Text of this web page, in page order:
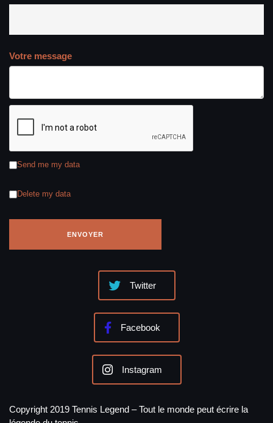
Votre message
Send me my data
Delete my data
Twitter
Facebook
Instagram
Copyright 2019 Tennis Legend – Tout le monde peut écrire la